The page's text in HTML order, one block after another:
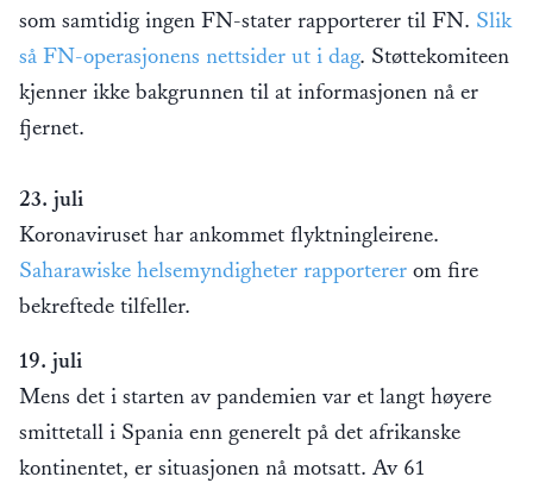
som samtidig ingen FN-stater rapporterer til FN. Slik
så FN-operasjonens nettsider ut i dag. Støttekomiteen
kjenner ikke bakgrunnen til at informasjonen nå er
fjernet.
23. juli
Koronaviruset har ankommet flyktningleirene.
Saharawiske helsemyndigheter rapporterer om fire
bekreftede tilfeller.
19. juli
Mens det i starten av pandemien var et langt høyere
smittetall i Spania enn generelt på det afrikanske
kontinentet, er situasjonen nå motsatt. Av 61